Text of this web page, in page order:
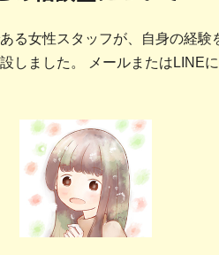
る女性スタッフが、自身の経
しました。 メールまたはLINE